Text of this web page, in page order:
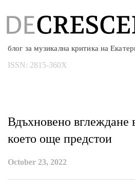
блог за музикална критика на
ISSN: 2815-360X
Вдъхновено вглеждане
което още предстои
October 23, 2022